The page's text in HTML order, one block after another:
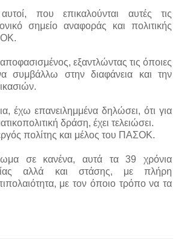
που επικαλούνται αυτές τις
σημείο αναφοράς και πολιτικής
εξαντλώντας τις όποιες
συμβάλλω στην διαφάνεια και την
έχω επανειλημμένα δηλώσει, ότι για
δράση, έχει τελειώσει.
πολίτης και μέλος του ΠΑΣΟΚ.
σε κανένα, αυτά τα 39 χρόνια
αλλά και στάσης, με πλήρη
με τον όποιο τρόπο να τα